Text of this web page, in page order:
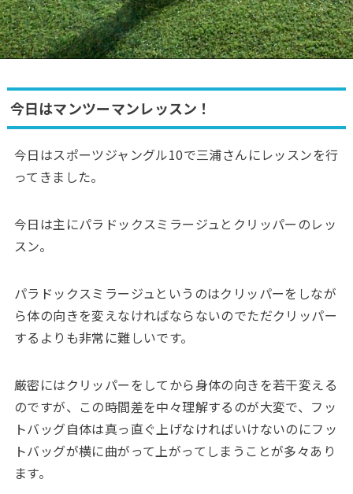
今日はマンツーマンレッスン！
今日はスポーツジャングル10で三浦さんにレッスンを行
ってきました。
今日は主にパラドックスミラージュとクリッパーのレッ
スン。
パラドックスミラージュというのはクリッパーをしなが
ら体の向きを変えなければならないのでただクリッパー
するよりも非常に難しいです。
厳密にはクリッパーをしてから身体の向きを若干変える
のですが、この時間差を中々理解するのが大変で、フッ
トバッグ自体は真っ直ぐ上げなければいけないのにフッ
トバッグが横に曲がって上がってしまうことが多々あり
ます。